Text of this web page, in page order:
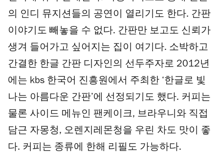
의 인디 뮤지션들의 공연이 열리기도 한다. 간판
이야기도 빼놓을 수 없다. 간판만 보고도 신뢰가
생겨 들어가고 싶어지는 집이 여기다. 소박하고
간결한 한글 간판 디자인의 선두주자로 2012년
에는 kbs 한국어 진흥원에서 주최한 ‘한글로 빛
나는 아름다운 간판’에 선정되기도 했다. 커피는
물론 사이드 메뉴인 팬케이크, 브라우니와 직접
담근 자몽청, 오렌지레몬청을 우린 차도 맛이 좋
다. 커피는 종류에 한해 리필도 가능하다.